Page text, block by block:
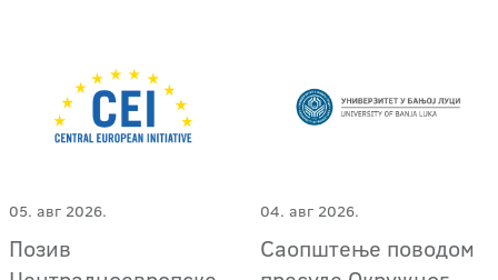
05. авг 2026.
Позив
04. авг 2026.
Саопштење поводом